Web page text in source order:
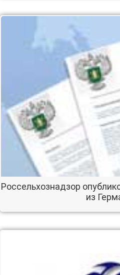
Россельхознадзор
из